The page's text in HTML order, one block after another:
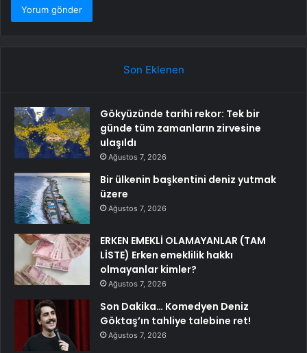
Son Eklenen
Gökyüzünde tarihi rekor: Tek bir
günde tüm zamanların zirvesine
ulaşıldı
Ağustos 7, 2026
Bir ülkenin başkentini deniz yutmak
üzere
Ağustos 7, 2026
ERKEN EMEKLİ OLAMAYANLAR (TAM
LİSTE) Erken emeklilik hakkı
olmayanlar kimler?
Ağustos 7, 2026
Son Dakika… Komedyen Deniz
Göktaş’ın tahliye talebine ret!
Ağustos 7, 2026